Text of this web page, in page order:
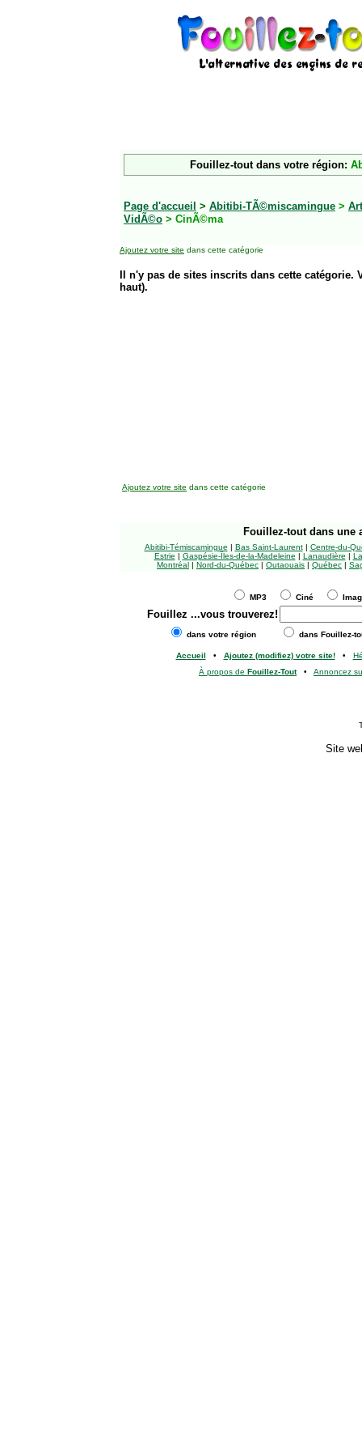
Fouillez-tout dans votre région:
Page d'accueil > Abitibi-TÃ©miscamingue >
VidÃ©o > CinÃ©ma
Ajoutez votre site dans cette catégorie
Il n'y pas de sites inscrits dans cette
haut).
Ajoutez votre site dans cette catégorie
Fouillez-tout dans une
Abitibi-Témiscamingue | Bas Saint-Laurent| Centre-du-
Estrie | Gaspésie-Îles-de-la-Madeleine | Lanaudière |
Montréal | Nord-du-Québec | Outaouais | Québec |
MP3 Ciné
Fouillez ...vous trouverez!
dans votre région dans Fouillez-
Accueil • Ajoutez (modifiez) votre site!•
À propos de Fouillez-Tout• Annoncez
Site